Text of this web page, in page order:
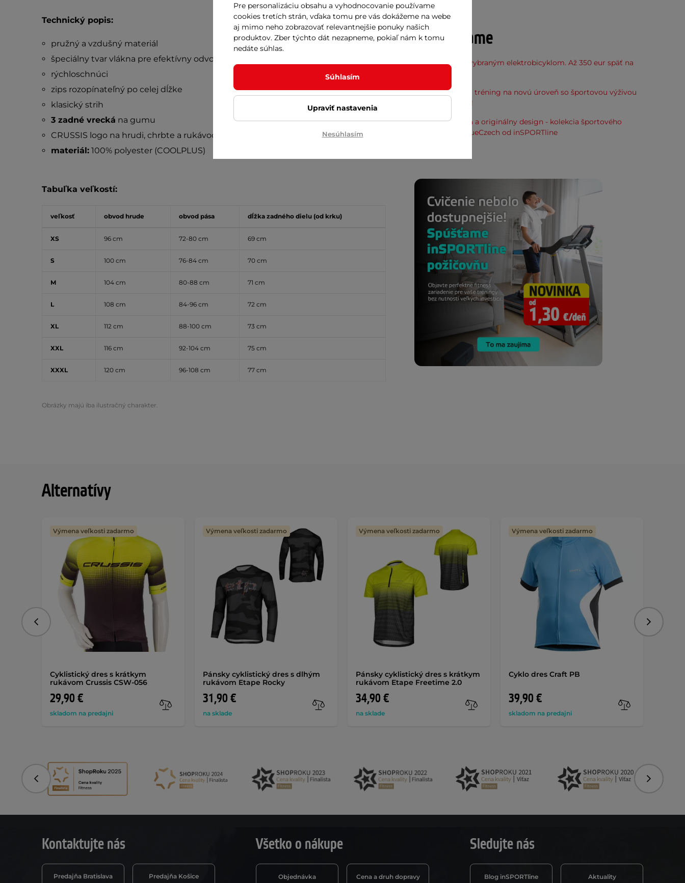
Alternatívy
Cyklistický dres s krátkym
rukávom Crussis CSW-056
29,90 €
skladom na predajni
Výmena veľkosti zadarmo
Pánsky cyklistický dres s dlhým
rukávom Etape Rocky
31,90 €
na sklade
Výmena veľkosti zadarmo
Pánsky cyklistický dres s krátkym
rukávom Etape Freetime 2.0
34,90 €
na sklade
Výmena veľkosti zadarmo
Cyklo dres Craft PB
39,90 €
skladom na predajni
Výmena veľkosti zadarmo
Predchádzajúce
Technický popis:
pružný a vzdušný materiál
špeciálny tvar vlákna pre efektívny odvod potu
rýchloschnúci
zips rozopínateľný po celej dĺžke
klasický strih
3 zadné vrecká na gumu
CRUSSIS logo na hrudi, chrbte a rukávoch
materiál:100% polyester (COOLPLUS)
Tabuľka veľkostí:
veľkosť obvod hrude obvod pása dĺžka zadného dielu (od krku)
XS 96 cm 72-80 cm 69 cm
S 100 cm 76-84 cm 70 cm
M 104 cm 80-88 cm 71 cm
L 108 cm 84-96 cm 72 cm
XL 112 cm 88-100 cm 73 cm
XXL 116 cm 92-104 cm 75 cm
XXXL 120 cm 96-108 cm 77 cm
Obrázky majú iba ilustračný charakter.
Odporúčame
Cashback k vybraným elektrobicyklom. Až 350 eur späť na
Posuňte svoj tréning na novú úroveň so športovou výživou
inSPORTline!
Česká kvalita a originálny design - kolekcia športového
oblečenia TrueCzech od inSPORTline
Predchádzajúce
Kontaktujte nás
Predajňa Bratislava Predajňa Košice
Všetko o nákupe
Objednávka Cena a druh dopravy
Sledujte nás
Blog inSPORTline Aktuality
Pre personalizáciu obsahu a vyhodnocovanie používame
cookies tretích strán, vďaka tomu pre vás dokážeme na webe
aj mimo neho zobrazovať relevantnejšie ponuky našich
produktov. Zber týchto dát nezapneme, pokiaľ nám k tomu
nedáte súhlas.
Súhlasím
Upraviť nastavenia
Nesúhlasím